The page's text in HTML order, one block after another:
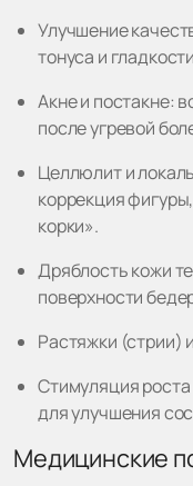
Улучшение
тонуса и
Акне и постакне:
после угревой
Целлюлит и
коррекция
корки».
Дряблость кожи
поверхности
Растяжки (стрии)
Стимуляция
для улучшения
Медицинские